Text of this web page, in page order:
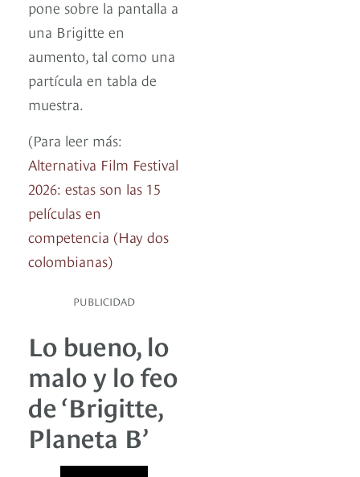
pone sobre la pantalla a
una Brigitte en
aumento, tal como una
partícula en tabla de
muestra.
(Para leer más:
Alternativa Film Festival
2026: estas son las 15
películas en
competencia (Hay dos
colombianas)
PUBLICIDAD
Lo bueno, lo
malo y lo feo
de ‘Brigitte,
Planeta B’